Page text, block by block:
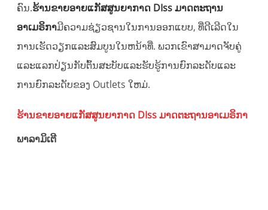
ຄົນ.ຮ້ານຂາຍອາຍແກັສສູນຍາກາດ DIss ມາດຕະຖານ
ອາເມຣິກາມີຄວາມຊ່ຽວຊານໃນການອອກແບບ, ທີ່ດີເລີດໃນ
ການເຮັດວຽກແລະສົມບູນໃນຫນ້າທີ່. ພວກເຂົາສາມາດຈັບຄູ່
ແລະແລກປ່ຽນກັບຕົ້ນສະບັບແລະຮັບຮູ້ການຍົກລະດັບແລະ
ການຍົກລະດັບຂອງ Outlets ໃຫມ່.
ຮ້ານຂາຍອາຍແກັສສູນຍາກາດ DIss ມາດຕະຖານອາເມຣິກາ
ພາລາມິເຕີ